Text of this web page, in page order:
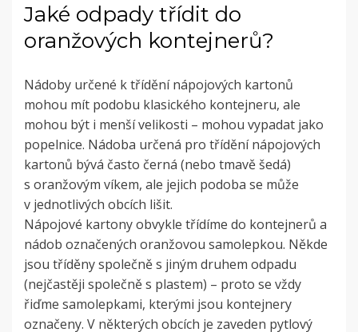
Jaké odpady třídit do
oranžových kontejnerů?
Nádoby určené k třídění nápojových kartonů
mohou mít podobu klasického kontejneru, ale
mohou být i menší velikosti – mohou vypadat jako
popelnice. Nádoba určená pro třídění nápojových
kartonů bývá často černá (nebo tmavě šedá)
s oranžovým víkem, ale jejich podoba se může
v jednotlivých obcích lišit.
Nápojové kartony obvykle třídíme do kontejnerů a
nádob označených oranžovou samolepkou. Někde
jsou tříděny společně s jiným druhem odpadu
(nejčastěji společně s plastem) – proto se vždy
řiďme samolepkami, kterými jsou kontejnery
označeny. V některých obcích je zaveden pytlový